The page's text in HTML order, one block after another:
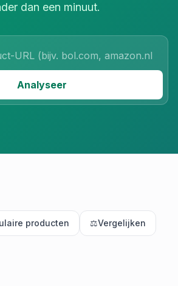
dan een minuut.
Analyseer
producten ⚖️Vergelijken